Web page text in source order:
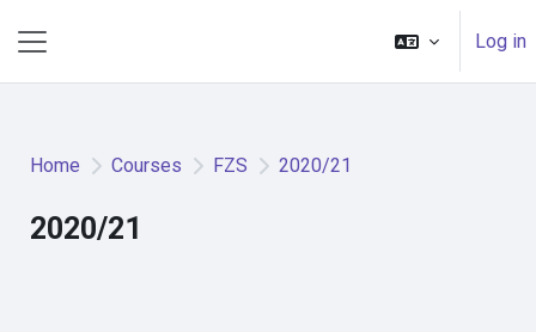
Log in
Home Courses FZS 2020/21
2020/21